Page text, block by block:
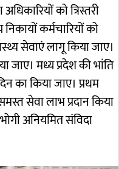
को त्रिस्तरी
कर्मचारियों को
सेवाएं लागू किया जाए।
जाए। मध्य प्रदेश की भांति
का किया जाए। प्रथम
सेवा लाभ प्रदान किया
अनियमित संविदा